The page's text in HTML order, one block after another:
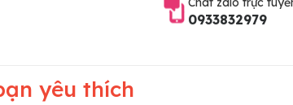
0933832979
yêu thích